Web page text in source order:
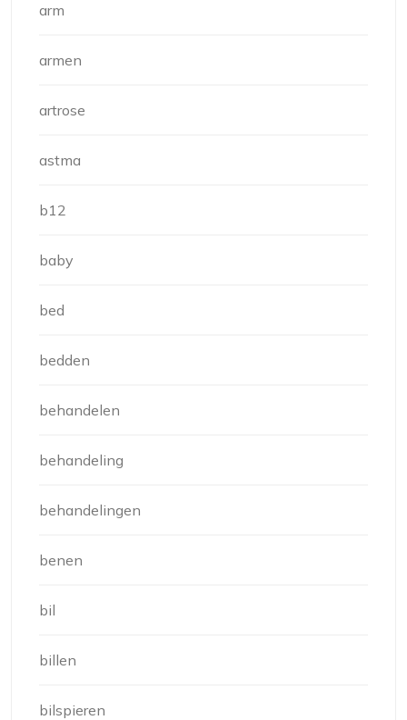
arm
armen
artrose
astma
b12
baby
bed
bedden
behandelen
behandeling
behandelingen
benen
bil
billen
bilspieren